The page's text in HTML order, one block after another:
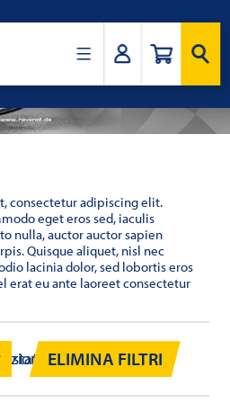
consectetur adipiscing elit.
eget eros sed, iaculis
nulla, auctor auctor sapien
Quisque aliquet, nisl nec
lacinia dolor, sed lobortis eros
erat eu ante laoreet consectetur
ELIMINA FILTRI